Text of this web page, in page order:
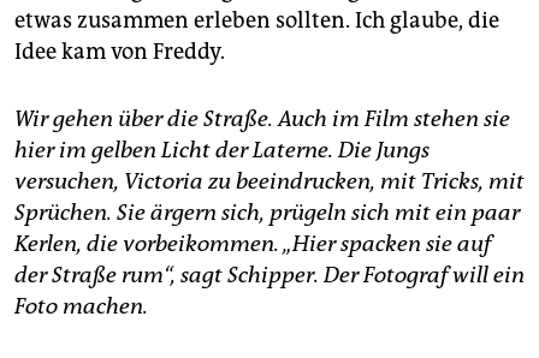
etwas zusammen erleben sollten. Ich glaube, die
Idee kam von Freddy.
Wir gehen über die Straße. Auch im Film stehen sie
hier im gelben Licht der Laterne. Die Jungs
versuchen, Victoria zu beeindrucken, mit Tricks, mit
Sprüchen. Sie ärgern sich, prügeln sich mit ein paar
Kerlen, die vorbeikommen. „Hier spacken sie auf
der Straße rum“, sagt Schipper. Der Fotograf will ein
Foto machen.